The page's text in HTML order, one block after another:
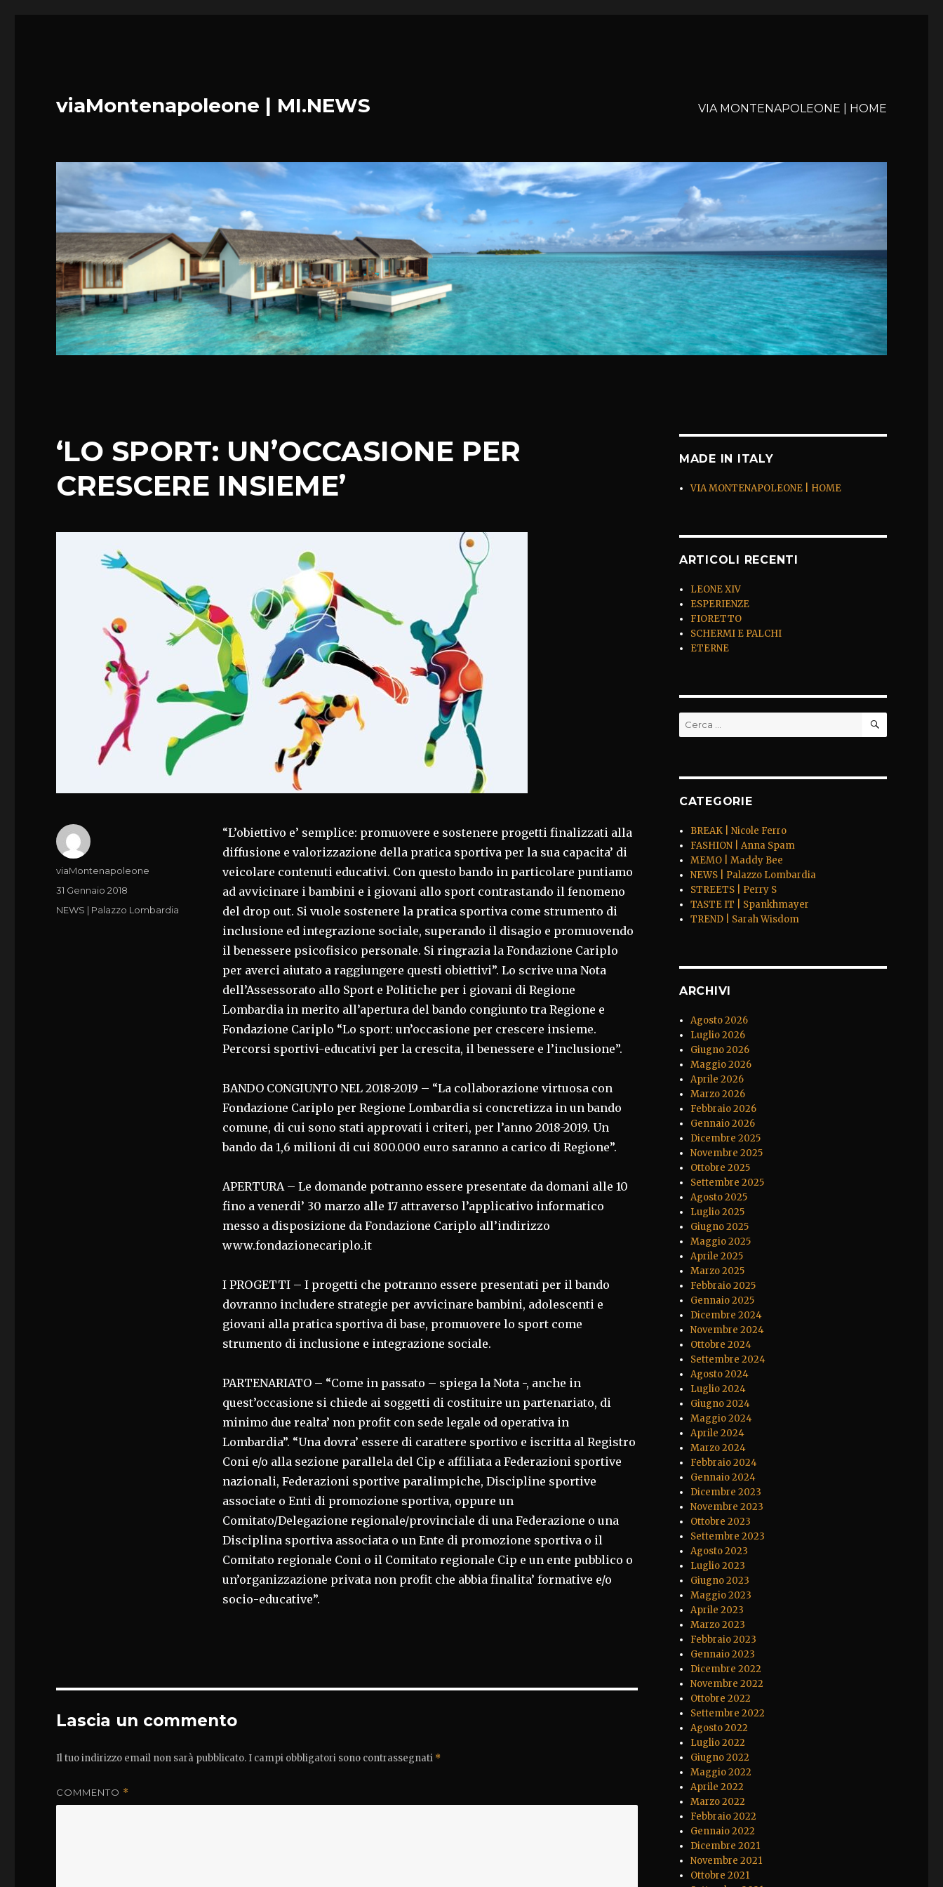
viaMontenapoleone | MI.NEWS VIA MONTENAPOLEONE | HOME
‘LO SPORT: UN’OCCASIONE PER
CRESCERE INSIEME’
“L’obiettivo e’ semplice: promuovere e sostenere progetti finalizzati alla
diffusione e valorizzazione della pratica sportiva per la sua capacita’ di
veicolare contenuti educativi. Con questo bando in particolare puntiamo
ad avvicinare i bambini e i giovani allo sport contrastando il fenomeno
del drop out. Si vuole sostenere la pratica sportiva come strumento di
inclusione ed integrazione sociale, superando il disagio e promuovendo
il benessere psicofisico personale. Si ringrazia la Fondazione Cariplo
per averci aiutato a raggiungere questi obiettivi”. Lo scrive una Nota
dell’Assessorato allo Sport e Politiche per i giovani di Regione
Lombardia in merito all’apertura del bando congiunto tra Regione e
Fondazione Cariplo “Lo sport: un’occasione per crescere insieme.
Percorsi sportivi-educativi per la crescita, il benessere e l’inclusione”.
BANDO CONGIUNTO NEL 2018-2019 – “La collaborazione virtuosa con
Fondazione Cariplo per Regione Lombardia si concretizza in un bando
comune, di cui sono stati approvati i criteri, per l’anno 2018-2019. Un
bando da 1,6 milioni di cui 800.000 euro saranno a carico di Regione”.
APERTURA – Le domande potranno essere presentate da domani alle 10
fino a venerdi’ 30 marzo alle 17 attraverso l’applicativo informatico
messo a disposizione da Fondazione Cariplo all’indirizzo
www.fondazionecariplo.it
I PROGETTI – I progetti che potranno essere presentati per il bando
dovranno includere strategie per avvicinare bambini, adolescenti e
giovani alla pratica sportiva di base, promuovere lo sport come
strumento di inclusione e integrazione sociale.
PARTENARIATO – “Come in passato – spiega la Nota -, anche in
quest’occasione si chiede ai soggetti di costituire un partenariato, di
minimo due realta’ non profit con sede legale od operativa in
Lombardia”. “Una dovra’ essere di carattere sportivo e iscritta al Registro
Coni e/o alla sezione parallela del Cip e affiliata a Federazioni sportive
nazionali, Federazioni sportive paralimpiche, Discipline sportive
associate o Enti di promozione sportiva, oppure un
Comitato/Delegazione regionale/provinciale di una Federazione o una
Disciplina sportiva associata o un Ente di promozione sportiva o il
Comitato regionale Coni o il Comitato regionale Cip e un ente pubblico o
un’organizzazione privata non profit che abbia finalita’ formative e/o
socio-educative”.
Autore
viaMontenapoleone
Pubblicato
31 Gennaio 2018
Categorie
NEWS | Palazzo Lombardia
Lascia un commento
Il tuo indirizzo email non sarà pubblicato.I campi obbligatori sono contrassegnati *
COMMENTO *
MADE IN ITALY
VIA MONTENAPOLEONE | HOME
ARTICOLI RECENTI
LEONE XIV
ESPERIENZE
FIORETTO
SCHERMI E PALCHI
ETERNE
Cerca: CERCA
CATEGORIE
BREAK | Nicole Ferro
FASHION | Anna Spam
MEMO | Maddy Bee
NEWS | Palazzo Lombardia
STREETS | Perry S
TASTE IT | Spankhmayer
TREND | Sarah Wisdom
ARCHIVI
Agosto 2026
Luglio 2026
Giugno 2026
Maggio 2026
Aprile 2026
Marzo 2026
Febbraio 2026
Gennaio 2026
Dicembre 2025
Novembre 2025
Ottobre 2025
Settembre 2025
Agosto 2025
Luglio 2025
Giugno 2025
Maggio 2025
Aprile 2025
Marzo 2025
Febbraio 2025
Gennaio 2025
Dicembre 2024
Novembre 2024
Ottobre 2024
Settembre 2024
Agosto 2024
Luglio 2024
Giugno 2024
Maggio 2024
Aprile 2024
Marzo 2024
Febbraio 2024
Gennaio 2024
Dicembre 2023
Novembre 2023
Ottobre 2023
Settembre 2023
Agosto 2023
Luglio 2023
Giugno 2023
Maggio 2023
Aprile 2023
Marzo 2023
Febbraio 2023
Gennaio 2023
Dicembre 2022
Novembre 2022
Ottobre 2022
Settembre 2022
Agosto 2022
Luglio 2022
Giugno 2022
Maggio 2022
Aprile 2022
Marzo 2022
Febbraio 2022
Gennaio 2022
Dicembre 2021
Novembre 2021
Ottobre 2021